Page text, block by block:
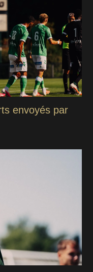
envoyés par